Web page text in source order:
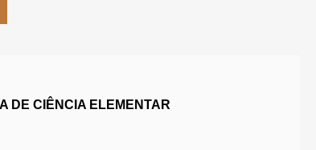
DE CIÊNCIA ELEMENTAR